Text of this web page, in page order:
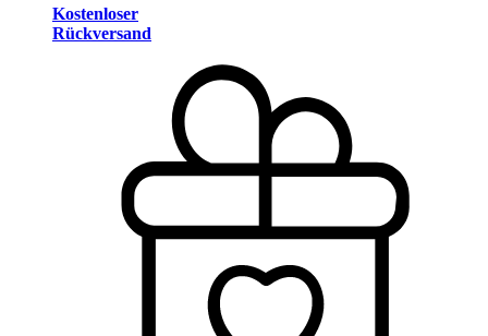
Kostenloser
Rückversand